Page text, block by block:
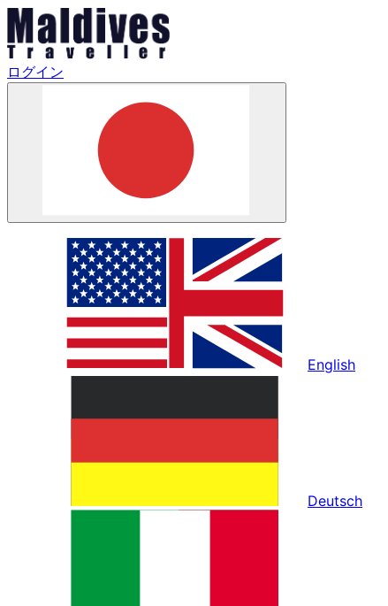
ログイン
English
Deutsch